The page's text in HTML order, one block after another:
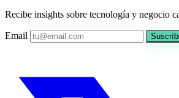
Recibe insights sobre tecnología y negocio
Email